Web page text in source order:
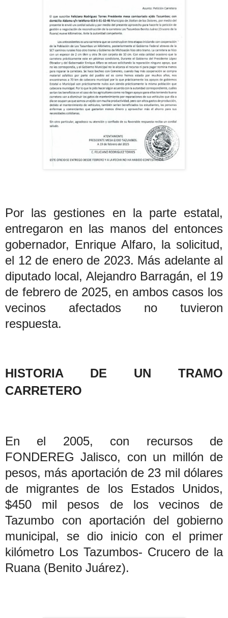
Por las gestiones en la parte estatal,
entregaron en las manos del entonces
gobernador, Enrique Alfaro, la solicitud,
el 12 de enero de 2023. Más adelante al
diputado local, Alejandro Barragán, el 19
de febrero de 2025, en ambos casos los
vecinos afectados no tuvieron
respuesta.
HISTORIA DE UN TRAMO
CARRETERO
En el 2005, con recursos de
FONDEREG Jalisco, con un millón de
pesos, más aportación de 23 mil dólares
de migrantes de los Estados Unidos,
$450 mil pesos de los vecinos de
Tazumbo con aportación del gobierno
municipal, se dio inicio con el primer
kilómetro Los Tazumbos- Crucero de la
Ruana (Benito Juárez).